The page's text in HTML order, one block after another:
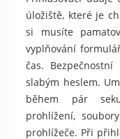
úložiště, které je
si musíte
vyplňování
čas.
slabým heslem.
během pár
prohlížení,
prohlížeče. Při